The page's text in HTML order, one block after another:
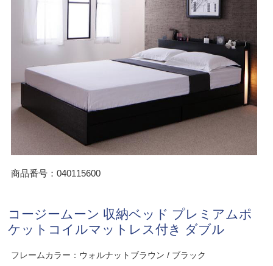
商品番号：040115600
コージームーン 収納ベッド プレミアムポ
ケットコイルマットレス付き ダブル
フレームカラー：ウォルナットブラウン / ブラック